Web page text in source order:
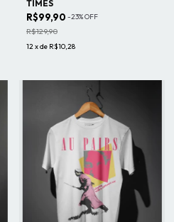
TIMES
R$99,90 -23%OFF
R$129,90
12xde R$10,28